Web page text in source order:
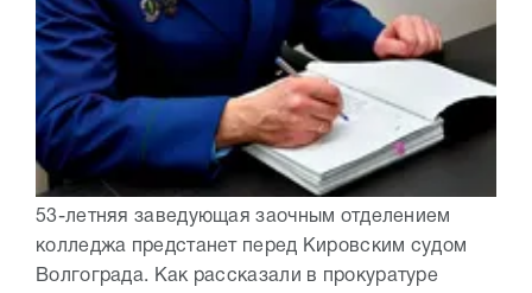
53-летняя заведующая заочным отделением
колледжа предстанет перед Кировским судом
Волгограда. Как рассказали в прокуратуре